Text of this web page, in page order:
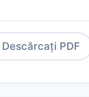
Descărcați PDF